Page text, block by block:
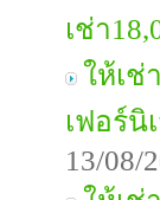
เช่า
ให้เช่
เฟอร์นิ
13/08/